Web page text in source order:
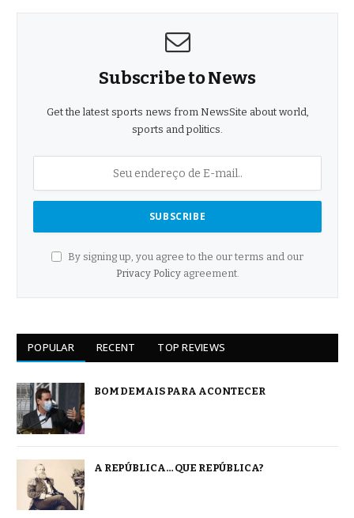
Subscribe to News
Get the latest sports news from NewsSite about world,
sports and politics.
By signing up, you agree to the our terms and our
Privacy Policyagreement.
POPULAR RECENT TOP REVIEWS
BOM DEMAIS PARA ACONTECER
A REPÚBLICA… QUE REPÚBLICA?